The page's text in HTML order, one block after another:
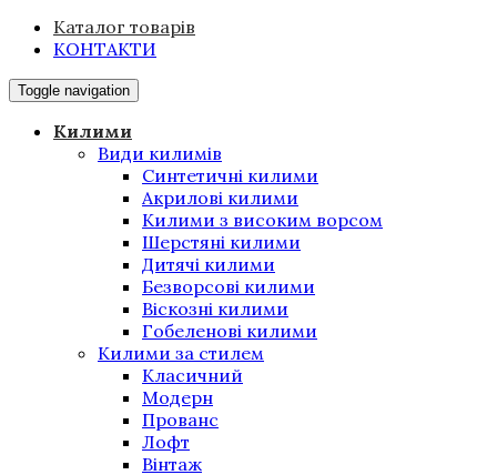
Каталог товарів
КОНТАКТИ
Toggle navigation
Килими
Види килимів
Синтетичні килими
Акрилові килими
Килими з високим ворсом
Шерстяні килими
Дитячі килими
Безворсові килими
Віскозні килими
Гобеленові килими
Килими за стилем
Класичний
Модерн
Прованс
Лофт
Вінтаж